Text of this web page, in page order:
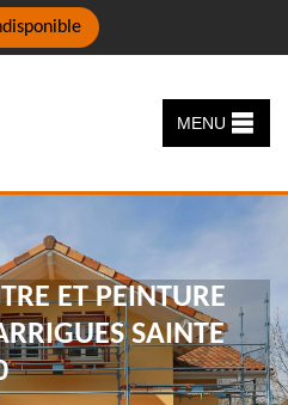
MENU
ET PEINTURE
SAINTE